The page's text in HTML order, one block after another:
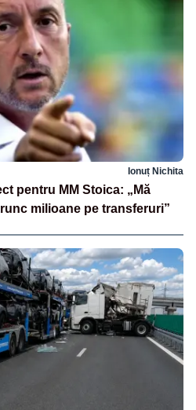
Ionuț Nichita
pentru MM Stoica: „Mă
milioane pe transferuri”